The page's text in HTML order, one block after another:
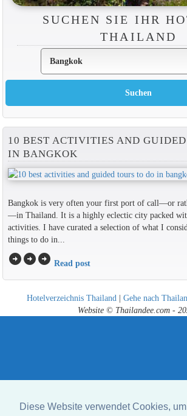
Diese Website verwendet Cookies,
SUCHEN SIE IHR
THAILAND
10 BEST ACTIVITIES AND
IN BANGKOK
Bangkok is very often your first port of call—or
—in Thailand. It is a highly eclectic city packed
activities. I have curated a selection of what I
things to do in...
arrow_circle_rightarrow_circle_rightarrow_circle_right Read post
Hotelverzeichnis Thailand | Gehe nach
Website © Thailandee.com -